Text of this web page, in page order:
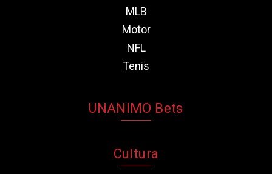
MLB
Motor
NFL
Tenis
UNANIMO Bets
Cultura